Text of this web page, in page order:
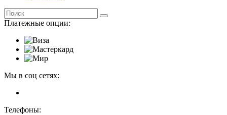
Платежные опции:
Мы в соц сетях:
Телефоны: